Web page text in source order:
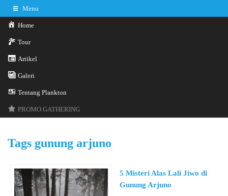
Menu
Home
Tour
Artikel
Galeri
Tentang Plankton
PROMO GATHERING
Tags gunung arjuno
5 Misteri Alas Lali Jiwo di
Gunung Arjuno